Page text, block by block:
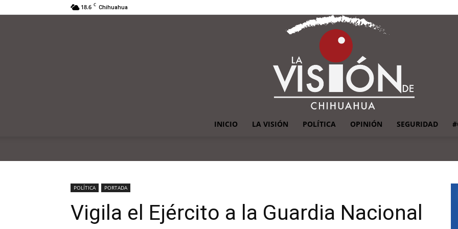
18.6 C Chihuahua
Visión
INICIO LA VISIÓN POLÍTICA OPINIÓN SEGURIDAD
POLÍTICA PORTADA
Vigila el Ejército a la Guardia Nacional